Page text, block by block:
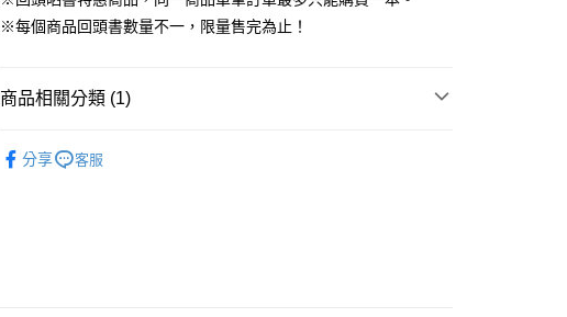
※每個商品回頭書數量不一，限量售完為止！
商品相關分類 (1)
分享
客服